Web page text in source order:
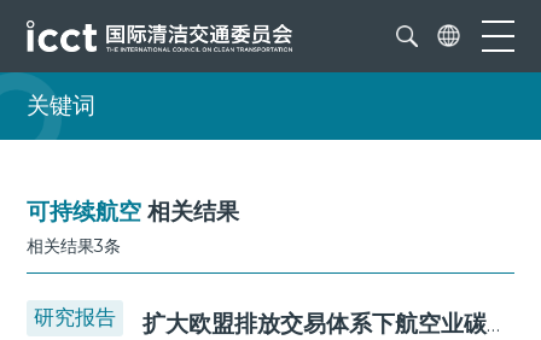
关键词
可持续航空 相关结果
相关结果3条
研究报告 扩大欧盟排放交易体系下航空业碳泄漏风险